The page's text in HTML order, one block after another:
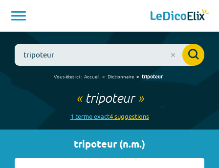
Vous êtes ici : Accueil Dictionnaire tripoteur
« tripoteur»
1 termeexact4suggestions
tripoteur(n.m.)